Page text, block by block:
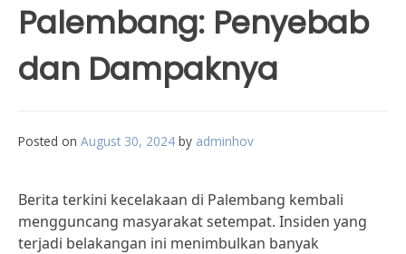
Palembang: Penyebab
dan Dampaknya
Posted on August 30, 2024 by adminhov
Berita terkini kecelakaan di Palembang kembali
mengguncang masyarakat setempat. Insiden yang
terjadi belakangan ini menimbulkan banyak